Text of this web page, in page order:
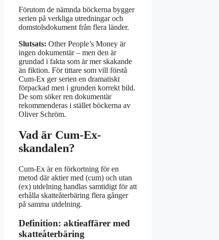
Förutom de nämnda böckerna bygger
serien på verkliga utredningar och
domstolsdokument från flera länder.
Slutsats: Other People’s Money är
ingen dokumentär – men den är
grundad i fakta som är mer skakande
än fiktion. För tittare som vill förstå
Cum-Ex ger serien en dramatiskt
förpackad men i grunden korrekt bild.
De som söker ren dokumentär
rekommenderas i stället böckerna av
Oliver Schröm.
Vad är Cum-Ex-
skandalen?
Cum-Ex är en förkortning för en
metod där aktier med (cum) och utan
(ex) utdelning handlas samtidigt för att
erhålla skatteåterbäring flera gånger
på samma utdelning.
Definition: aktieaffärer med
skatteåterbäring